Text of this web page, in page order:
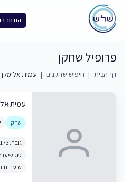
התחברו
פרופיל שחקן
דף הבית | חיפוש שחקנים | עמית אלימלך
עמית
שחקן
גובה: 173 ס״מ
סוג
שיער: